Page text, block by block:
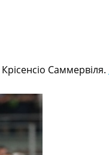
Саммервіля.